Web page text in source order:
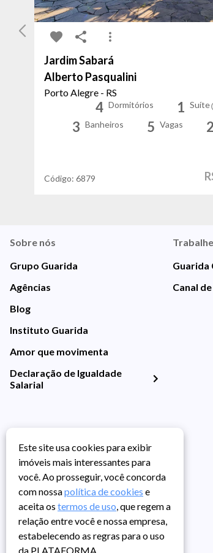
Jardim Sabará
Alberto Pasqualini
Porto Alegre - RS
4 Dormitórios 1 Suíte
3 Banheiros 5 Vagas
Código: 6879
Sobre nós
Grupo Guarida
Agências
Blog
Instituto Guarida
Amor que movimenta
Declaração de Igualdade
Salarial
Guarida
Canal
Este site usa cookies para exibir
imóveis mais interessantes para
você. Ao prosseguir, você concorda
com nossapolítica de cookies e
aceita os termos de uso, que regem a
relação entre você e nossa empresa,
estabelecendo as regras para o uso
da PLATAFORMA.